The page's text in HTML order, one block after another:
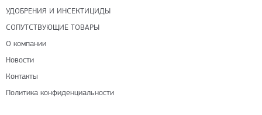
УДОБРЕНИЯ И ИНСЕКТИЦИДЫ
СОПУТСТВУЮЩИЕ ТОВАРЫ
О компании
Новости
Контакты
Политика конфиденциальности